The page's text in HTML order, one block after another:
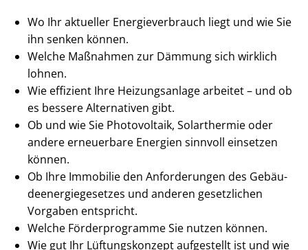
Wo Ihr aktueller En­er­gie­ver­brauch liegt und wie Sie
ihn senken können.
Welche Maßnahmen zur Dämmung sich wirklich
lohnen.
Wie effizient Ihre Heizungsanlage arbeitet – und ob
es bessere Alternativen gibt.
Ob und wie Sie Photovoltaik, Solarthermie oder
andere erneuerbare Energien sinnvoll einsetzen
können.
Ob Ihre Immobilie den Anforderungen des Ge­bäu­
de­en­er­gie­ge­set­zes und anderen gesetzlichen
Vorgaben entspricht.
Welche Förderprogramme Sie nutzen können.
Wie gut Ihr Lüftungskonzept aufgestellt ist und wie